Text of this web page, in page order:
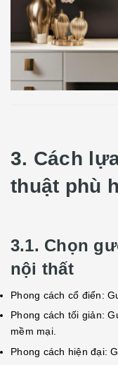
3. Cách
thuật phù
3.1. Chọn
nội thất
Phong cách cổ điển:
Phong cách tối giản:
mềm mại.
Phong cách hiện đại: